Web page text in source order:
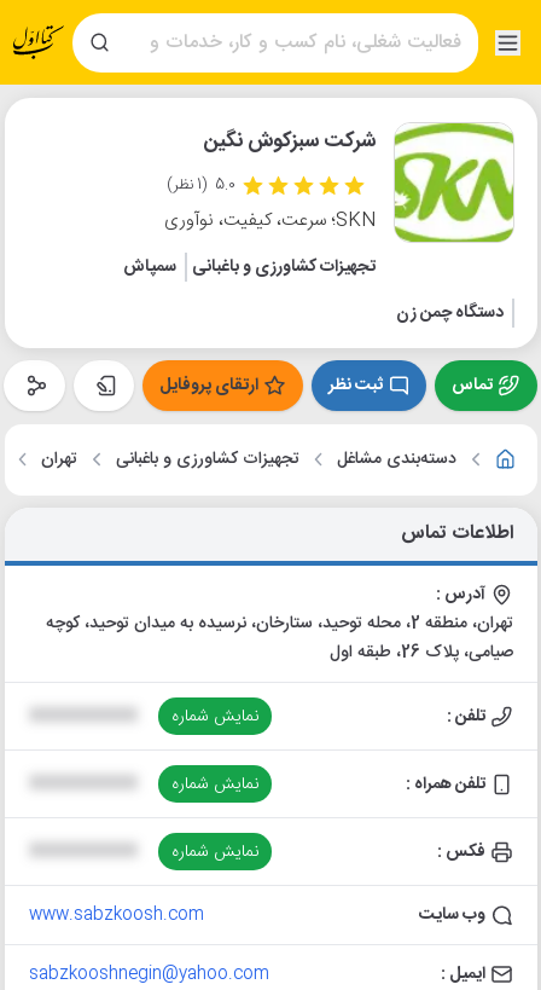
شرکت سبزکوش نگین
5.0 (1 نظر)
SKN؛ سرعت، کیفیت، نوآوری
تجهیزات کشاورزی و باغبانی
سمپاش
دستگاه چمن زن
تماس ثبت نظر ارتقای پروفایل
دسته‌بندی مشاغل تجهیزات کشاورزی و باغبانی تهران
اطلاعات تماس
آدرس :
تهران، منطقه 2، محله توحید، ستارخان، نرسیده به میدان توحید، کوچه
صیامی، پلاک 26، طبقه اول
تلفن : نمایش شماره
تلفن همراه : نمایش شماره
فکس : نمایش شماره
وب سایت www.sabzkoosh.com
ایمیل : sabzkooshnegin@yahoo.com